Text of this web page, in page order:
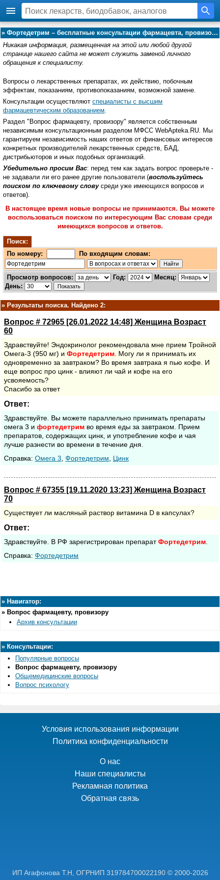
» Фортедетрим – бесплатные консультации фармацевта, провизора:
Никакая информация, размещенная на этой или любой другой
странице нашего сайта не может служить заменой личного
обращения к специалисту.
Вопросы о лекарственных препаратах, их действию, побочным
эффектам, показаниям, противопоказаниям, возможной замене.
Консультации осуществляют специалисты с высшим
фармацевтическим образованием.
Раздел "Вопрос фармацевту, провизору" является собственным
независимым консультационным разделом МФСС WebApteka.RU. Мы
гарантируем независимость наших ответов от финансовых интересов
конкретных производителей лекарственных средств, БАД,
дистрибьюторов и иных подобных организаций.
Убедительно просим Вас: перед тем как задать вопрос проверьте -
не задавали ли его ранее другие пользователи (воспользуйтесь
поиском по ключевому словусреди уже имеющихся вопросов и
ответов).
В настоящее время новые вопросы не принимаются. Вы можете
воспользоваться поиском по интересующим Вас словам среди
имеющихся вопросов и ответов.
Поиск:
По номеру:
По входящим словам:
Просмотр вопросов: Год:
Месяц:
День:
» Результаты поиска. Найдено 2:
Вопрос # 72965 [26.01.2022 14:48] Женщина Возраст
60
Здравствуйте! Эндокринолог рекомендовала мне прием Тройной
Омега-3 (950 мг) и Фортедетрим . Могу ли я принимать их
одновременно за завтраком? Во время завтрака я пью кофе. И
еще вопрос про цинк - влияют ли чай и кофе на его
усвояемость?
Спасибо за ответ
Ответ:
Здравствуйте. Вы можете параллельно принимать препараты
омега 3 и фортедетрим во время еды за завтраком. Прием
препаратов, содержащих цинк, и употребление кофе и чая
лучше разнести во времени в течение дня.
Cправка: Омега 3 Фортедетрим Цинк
Вопрос # 67355 [19.11.2020 13:23] Женщина Возраст
70
Существует ли масляный раствор витамина D в капсулах?
Ответ:
Здравствуйте. В РФ зарегистрирован препаратФортедетрим
Cправка: Фортедетрим
» Навигатор:
» Вопрос фармацевту, провизору
Архив консультации
» Консультации:
Популярные вопросы
Вопрос фармацевту, провизору
Общемедицинские вопросы
Вопрос психологу
Условия использования информации
Политика конфиденциальности
О нас
Наши специалисты
Рекламная политика
Обратная связь
ИП Агафонова Т.Н, ОГРНИП 319784700022190 © 2000-2026